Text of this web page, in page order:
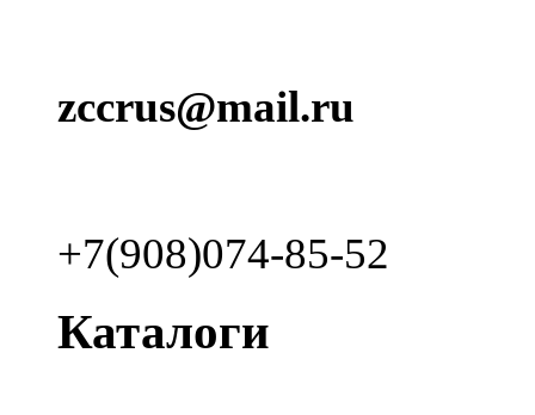
zccrus@mail.ru
+7(908)074-85-52
Каталоги